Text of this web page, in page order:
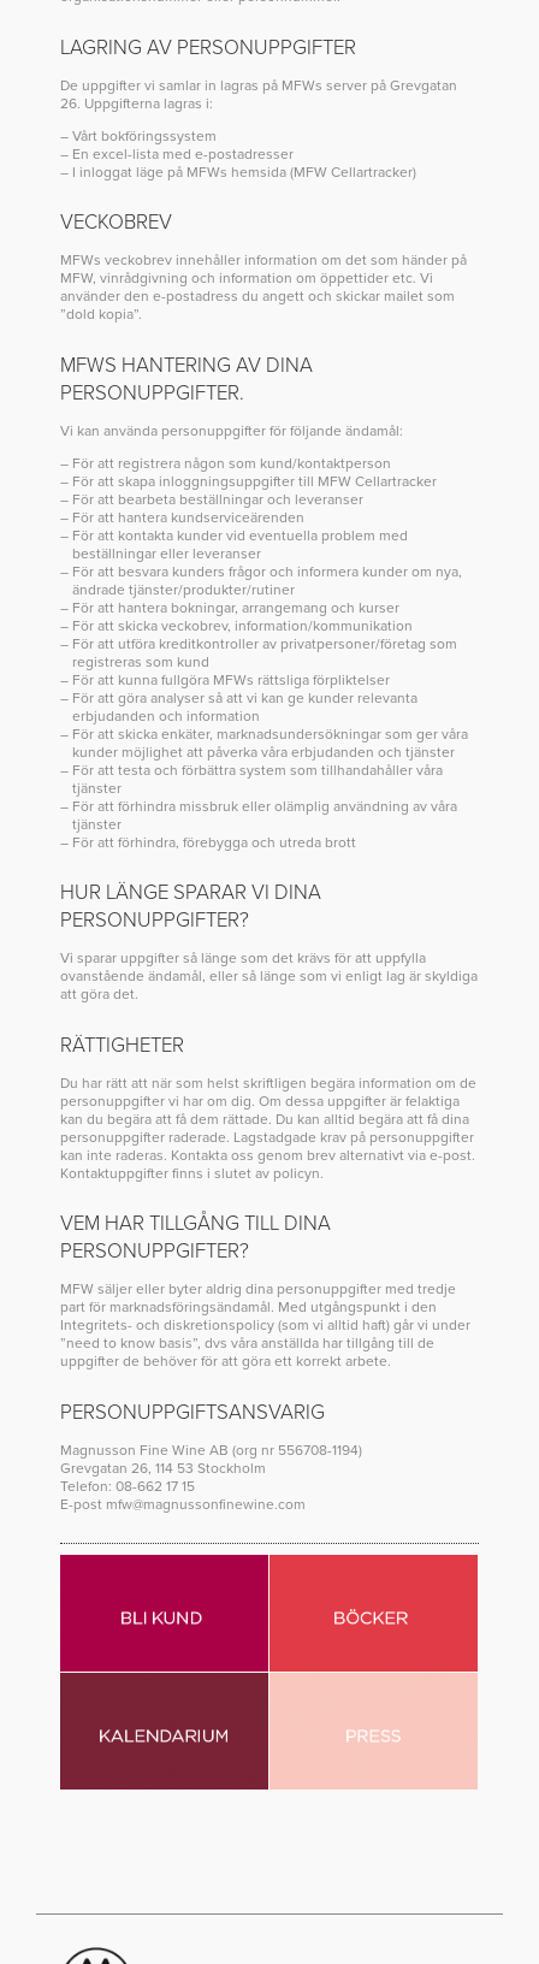
LAGRING AV PERSONUPPGIFTER
De uppgifter vi samlar in lagras på MFWs server på Grevgatan
26. Uppgifterna lagras i:
Vårt bokföringssystem
En excel-lista med e-postadresser
I inloggat läge på MFWs hemsida (MFW Cellartracker)
VECKOBREV
MFWs veckobrev innehåller information om det som händer på
MFW, vinrådgivning och information om öppettider etc. Vi
använder den e-postadress du angett och skickar mailet som
”dold kopia”.
MFWS HANTERING AV DINA
PERSONUPPGIFTER.
Vi kan använda personuppgifter för följande ändamål:
För att registrera någon som kund/kontaktperson
För att skapa inloggningsuppgifter till MFW Cellartracker
För att bearbeta beställningar och leveranser
För att hantera kundserviceärenden
För att kontakta kunder vid eventuella problem med
beställningar eller leveranser
För att besvara kunders frågor och informera kunder om nya,
ändrade tjänster/produkter/rutiner
För att hantera bokningar, arrangemang och kurser
För att skicka veckobrev, information/kommunikation
För att utföra kreditkontroller av privatpersoner/företag som
registreras som kund
För att kunna fullgöra MFWs rättsliga förpliktelser
För att göra analyser så att vi kan ge kunder relevanta
erbjudanden och information
För att skicka enkäter, marknadsundersökningar som ger våra
kunder möjlighet att påverka våra erbjudanden och tjänster
För att testa och förbättra system som tillhandahåller våra
tjänster
För att förhindra missbruk eller olämplig användning av våra
tjänster
För att förhindra, förebygga och utreda brott
HUR LÄNGE SPARAR VI DINA
PERSONUPPGIFTER?
Vi sparar uppgifter så länge som det krävs för att uppfylla
ovanstående ändamål, eller så länge som vi enligt lag är skyldiga
att göra det.
RÄTTIGHETER
Du har rätt att när som helst skriftligen begära information om de
personuppgifter vi har om dig. Om dessa uppgifter är felaktiga
kan du begära att få dem rättade. Du kan alltid begära att få dina
personuppgifter raderade. Lagstadgade krav på personuppgifter
kan inte raderas. Kontakta oss genom brev alternativt via e-post.
Kontaktuppgifter finns i slutet av policyn.
VEM HAR TILLGÅNG TILL DINA
PERSONUPPGIFTER?
MFW säljer eller byter aldrig dina personuppgifter med tredje
part för marknadsföringsändamål. Med utgångspunkt i den
Integritets- och diskretionspolicy (som vi alltid haft) går vi under
”need to know basis”, dvs våra anställda har tillgång till de
uppgifter de behöver för att göra ett korrekt arbete.
PERSONUPPGIFTSANSVARIG
Magnusson Fine Wine AB (org nr 556708-1194)
Grevgatan 26, 114 53 Stockholm
Telefon: 08-662 17 15
E-post mfw@magnussonfinewine.com